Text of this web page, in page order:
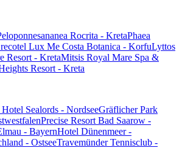
ananea Rocrita - KretaPhaea
Lux Me Costa Botanica - KorfuLyttos
Resort - KretaMitsis Royal Mare Spa &
Resort - Kreta
Sealords - NordseeGräflicher Park
Precise Resort Bad Saarow -
- BayernHotel Dünenmeer -
- OstseeTravemünder Tennisclub -